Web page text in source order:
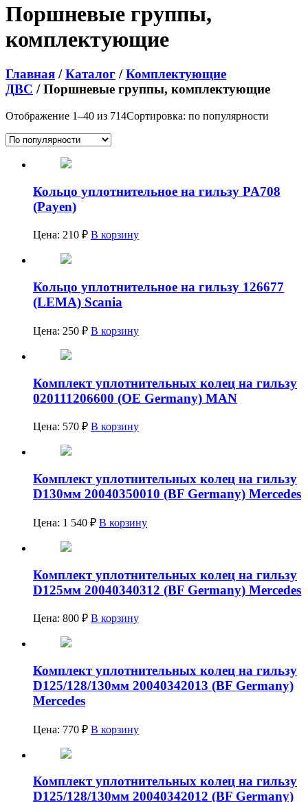
Поршневые группы,
комплектующие
Главная /Каталог /Комплектующие
ДВС / Поршневые группы, комплектующие
Отображение 1–40 из 714Сортировка: по популярности
Кольцо уплотнительное на гильзу PA708
(Payen)
Цена: 210 ₽ В корзину
Кольцо уплотнительное на гильзу 126677
(LEMA) Scania
Цена: 250 ₽ В корзину
Комплект уплотнительных колец на гильзу
020111206600 (OE Germany) MAN
Цена: 570 ₽ В корзину
Комплект уплотнительных колец на гильзу
D130мм 20040350010 (BF Germany) Mercedes
Цена: 1 540 ₽ В корзину
Комплект уплотнительных колец на гильзу
D125мм 20040340312 (BF Germany) Mercedes
Цена: 800 ₽ В корзину
Комплект уплотнительных колец на гильзу
D125/128/130мм 20040342013 (BF Germany)
Mercedes
Цена: 770 ₽ В корзину
Комплект уплотнительных колец на гильзу
D125/128/130мм 20040342012 (BF Germany)